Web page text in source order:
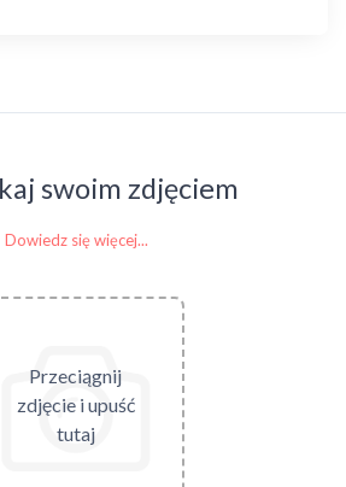
swoim zdjęciem
Dowiedz się więcej...
Przeciągnij
zdjęcie i upuść
tutaj